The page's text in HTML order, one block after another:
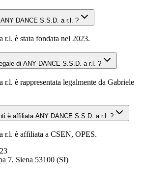
DANCE S.S.D. a r.l. ?
è stata fondata nel 2023.
di ANY DANCE S.S.D. a r.l. ?
è rappresentata legalmente da Gabriele
è affiliata ANY DANCE S.S.D. a r.l. ?
è affiliata a CSEN, OPES.
7, Siena 53100 (SI)